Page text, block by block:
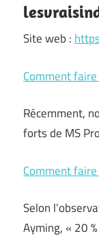
Site web :
Comment
Récemment,
forts de MS
Comment
Selon
Ayming, « 20